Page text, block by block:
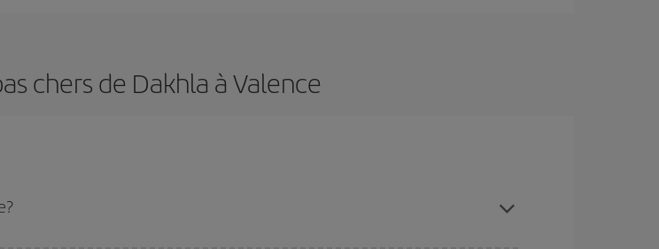
chers de Dakhla à Valence